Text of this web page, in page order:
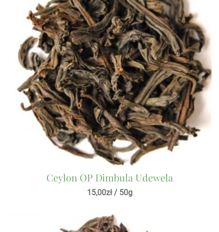
Ceylon OP Dimbula Udewela
15,00zł/ 50g